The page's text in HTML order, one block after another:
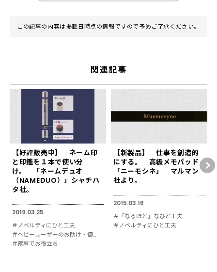
この記事の内容は掲載日時点の情報ですので予めご了承ください。
関連記事
【好評販売中】 ネーム印
と印鑑を１本で使い分
け。 「ネームデュオ
（NAMEDUO）」シャチハ
タ社。
2019.03.25
#ノベルティにひと工夫
#ヘビーユーザーのお助け・御用達
#家事でお役立ち
【新製品】 仕事を創造的
にする。 高級メモパッド
「ニーモシネ」 マルマン
社より。
2015.03.16
#「なるほど」なひと工夫
#ノベルティにひと工夫